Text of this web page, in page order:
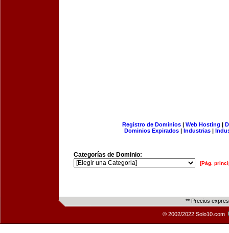
Registro de Dominios| Web Hosting |
Dominios Expirados | Industrias |
Categorías de Dominio:
[Pág.
** Precios
© 2002/2022 Solo10.com